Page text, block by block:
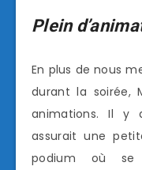
Plein
En plus de nous
durant la soirée,
animations. Il y
assurait une
podium où se